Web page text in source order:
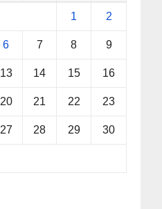
1 2
6 7 8 9
13 14 15 16
20 21 22 23
27 28 29 30